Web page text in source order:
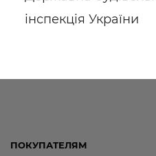
інспекція України
ПОКУПАТЕЛЯМ